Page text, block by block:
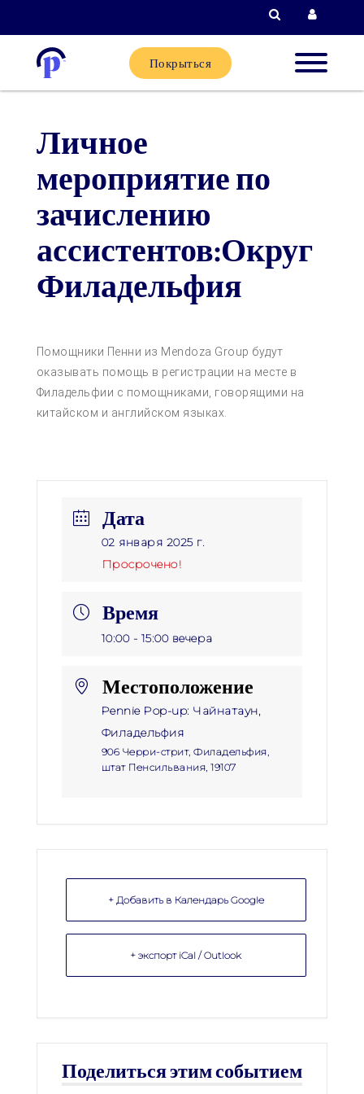
Поиск
Покрыться
Личное
мероприятие по
зачислению
ассистентов:Округ
Филадельфия
Помощники Пенни из Mendoza Group будут
оказывать помощь в регистрации на месте в
Филадельфии с помощниками, говорящими на
китайском и английском языках.
Дата
02 января 2025 г.
Просрочено!
Время
10:00 - 15:00 вечера
Местоположение
Pennie Pop-up: Чайнатаун,
Филадельфия
906 Черри-стрит, Филадельфия,
штат Пенсильвания, 19107
+ Добавить в Календарь Google
+ экспорт iCal / Outlook
Поделиться этим событием